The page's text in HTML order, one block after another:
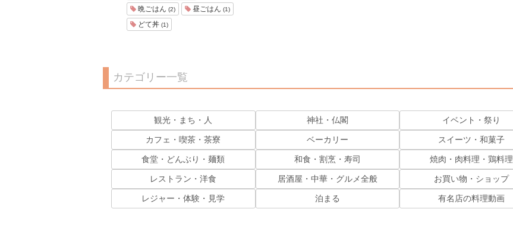
晩ごはん (2) 昼ごはん (1)
どて丼 (1)
カテゴリー一覧
観光・まち・人 神社・仏閣 イベント・祭り
カフェ・喫茶・茶寮 ベーカリー スイーツ・和菓子
食堂・どんぶり・麺類 和食・割烹・寿司 焼肉・肉料理・鶏料理
レストラン・洋食 居酒屋・中華・グルメ全般 お買い物・ショップ
レジャー・体験・見学 泊まる 有名店の料理動画